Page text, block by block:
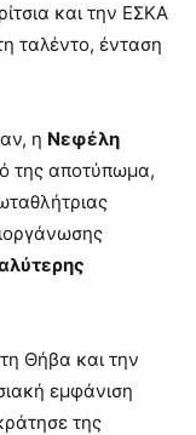
και την ΕΣΚΑ
ταλέντο, ένταση
η Νεφέλη
της αποτύπωμα,
Θήβα και την
εμφάνιση
της